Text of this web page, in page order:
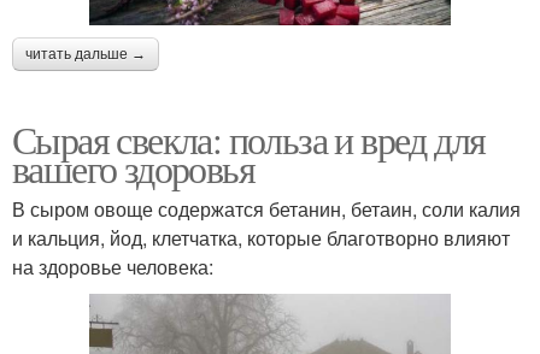
читать дальше →
Сырая свекла: польза и вред для
вашего здоровья
В сыром овоще содержатся бетанин, бетаин, соли калия
и кальция, йод, клетчатка, которые благотворно влияют
на здоровье человека: